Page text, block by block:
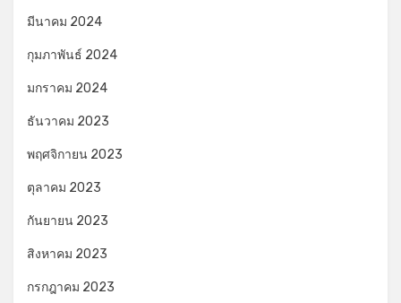
มีนาคม 2024
กุมภาพันธ์ 2024
มกราคม 2024
ธันวาคม 2023
พฤศจิกายน 2023
ตุลาคม 2023
กันยายน 2023
สิงหาคม 2023
กรกฎาคม 2023